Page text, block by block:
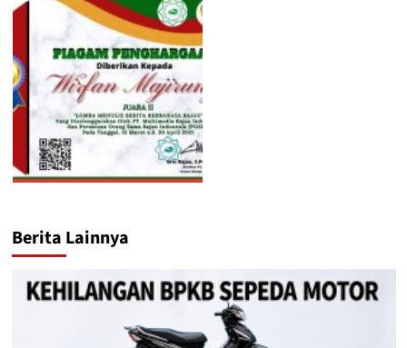
Berita Lainnya